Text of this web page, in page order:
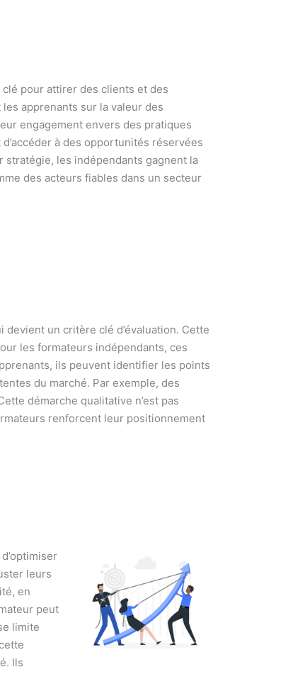
pour attirer des clients et des
apprenants sur la valeur des
engagement envers des pratiques
à des opportunités réservées
stratégie, les indépendants gagnent la
des acteurs fiables dans un secteur
un critère clé d’évaluation. Cette
les formateurs indépendants, ces
ils peuvent identifier les points
du marché. Par exemple, des
démarche qualitative n’est pas
renforcent leur positionnement
leurs
en
peut
limite
Ils